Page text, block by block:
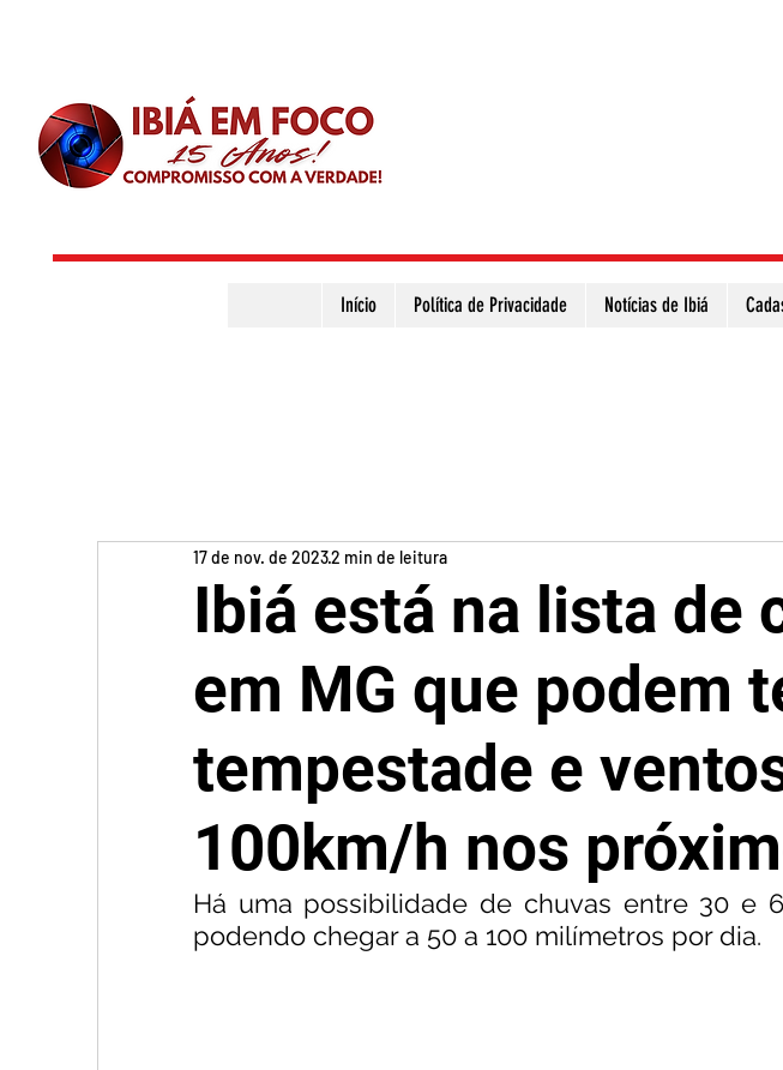
Início Política de Privacidade Notícias de Ibiá
Ibiá está na lista de
em MG que podem
tempestade e
100km/h nos
17 de nov. de 20232 min de leitura
Há uma possibilidade de chuvas entre 30 e
podendo chegar a 50 a 100 milímetros por dia.